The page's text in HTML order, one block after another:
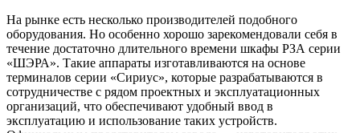
На рынке есть несколько производителей подобного
оборудования. Но особенно хорошо зарекомендовали себя в
течение достаточно длительного времени шкафы РЗА серии
«ШЭРА». Такие аппараты изготавливаются на основе
терминалов серии «Сириус», которые разрабатываются в
сотрудничестве с рядом проектных и эксплуатационных
организаций, что обеспечивают удобный ввод в
эксплуатацию и использование таких устройств.